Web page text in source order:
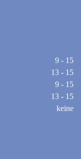
9 - 15
13 - 15
9 - 15
13 - 15
keine